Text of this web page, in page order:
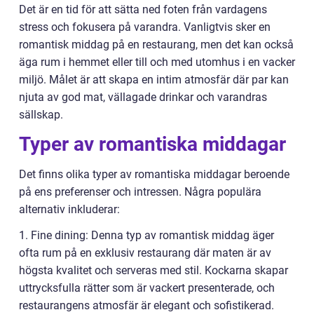
Det är en tid för att sätta ned foten från vardagens
stress och fokusera på varandra. Vanligtvis sker en
romantisk middag på en restaurang, men det kan också
äga rum i hemmet eller till och med utomhus i en vacker
miljö. Målet är att skapa en intim atmosfär där par kan
njuta av god mat, vällagade drinkar och varandras
sällskap.
Typer av romantiska middagar
Det finns olika typer av romantiska middagar beroende
på ens preferenser och intressen. Några populära
alternativ inkluderar:
1. Fine dining: Denna typ av romantisk middag äger
ofta rum på en exklusiv restaurang där maten är av
högsta kvalitet och serveras med stil. Kockarna skapar
uttrycksfulla rätter som är vackert presenterade, och
restaurangens atmosfär är elegant och sofistikerad.